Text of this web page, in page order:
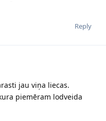
Reply
jau viņa liecas.
piemēram lodveida